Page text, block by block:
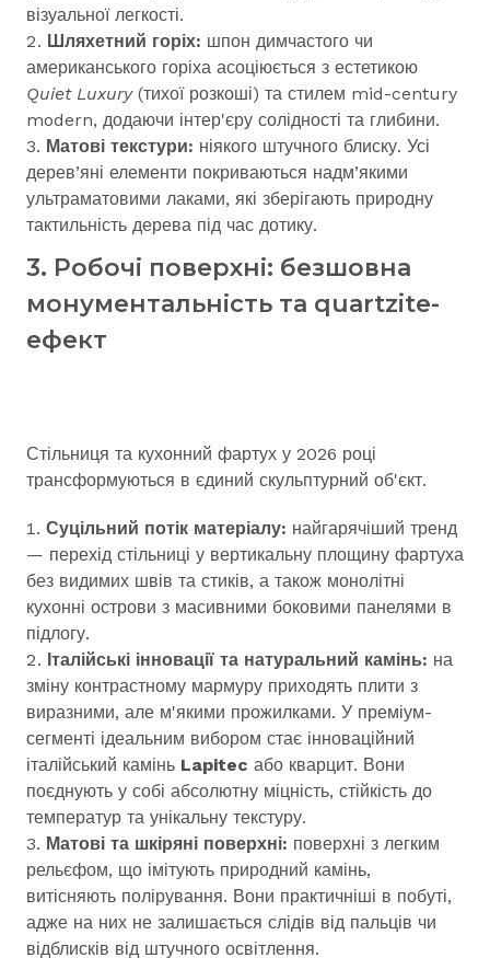
візуальної легкості.
Шляхетний горіх: шпон димчастого чи
американського горіха асоціюється з естетикою
Quiet Luxury(тихої розкоші) та стилем mid-century
modern, додаючи інтер'єру солідності та глибини.
Матові текстури: ніякого штучного блиску. Усі
дерев’яні елементи покриваються надм’якими
ультраматовими лаками, які зберігають природну
тактильність дерева під час дотику.
3. Робочі поверхні: безшовна
монументальність та quartzite-
ефект
Стільниця та кухонний фартух у 2026 році
трансформуються в єдиний скульптурний об'єкт.
Суцільний потік матеріалу: найгарячіший тренд
— перехід стільниці у вертикальну площину фартуха
без видимих швів та стиків, а також монолітні
кухонні острови з масивними боковими панелями в
підлогу.
Італійські інновації та натуральний камінь: на
зміну контрастному мармуру приходять плити з
виразними, але м'якими прожилками. У преміум-
сегменті ідеальним вибором стає інноваційний
італійський камінь Lapitec або кварцит. Вони
поєднують у собі абсолютну міцність, стійкість до
температур та унікальну текстуру.
Матові та шкіряні поверхні: поверхні з легким
рельєфом, що імітують природний камінь,
витісняють полірування. Вони практичніші в побуті,
адже на них не залишається слідів від пальців чи
відблисків від штучного освітлення.